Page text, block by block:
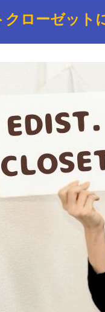
クローゼット